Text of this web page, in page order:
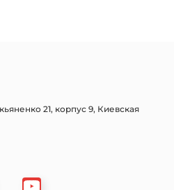
21, корпус 9, Киевская